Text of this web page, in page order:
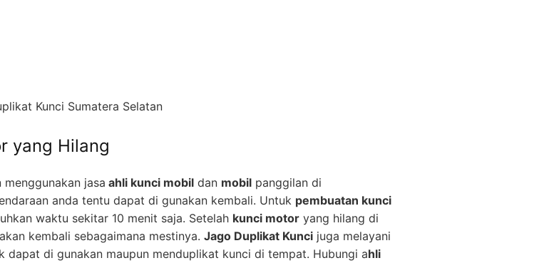
Kunci Sumatera Selatan
yang Hilang
jasa ahli kunci mobil dan mobil panggilan di
anda tentu dapat di gunakan kembali. Untuk pembuatan kunci
waktu sekitar 10 menit saja. Setelah kunci motor yang hilang di
kembali sebagaimana mestinya. Jago Duplikat Kunci juga melayani
dapat di gunakan maupun menduplikat kunci di tempat. Hubungi ahli